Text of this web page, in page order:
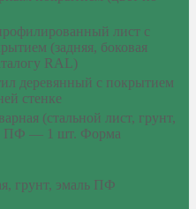
лист с
(задняя, боковая
RAL)
деревянный с покрытием
стенке
(стальной лист, грунт,
ПФ — 1 шт. Форма
грунт, эмаль ПФ